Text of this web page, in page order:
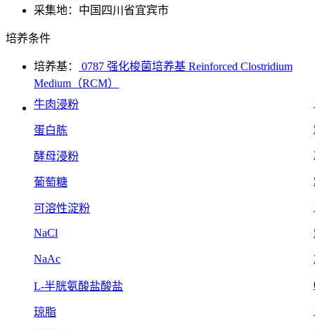
采集地：中国四川省宜宾市
培养条件
培养基：
0787 强化梭菌培养基 Reinforced Clostridium
Medium（RCM）
牛肉浸粉
蛋白胨
酵母浸粉
葡萄糖
可溶性淀粉
NaCl
NaAc
L-半胱氨酸盐酸盐
琼脂